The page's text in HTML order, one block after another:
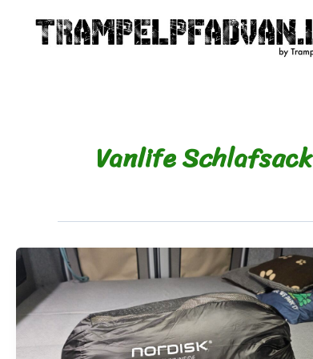
Vanlife Schlafsack